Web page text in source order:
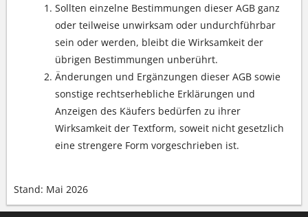
Sollten einzelne Bestimmungen dieser AGB ganz
oder teilweise unwirksam oder undurchführbar
sein oder werden, bleibt die Wirksamkeit der
übrigen Bestimmungen unberührt.
Änderungen und Ergänzungen dieser AGB sowie
sonstige rechtserhebliche Erklärungen und
Anzeigen des Käufers bedürfen zu ihrer
Wirksamkeit der Textform, soweit nicht gesetzlich
eine strengere Form vorgeschrieben ist.
Stand: Mai 2026